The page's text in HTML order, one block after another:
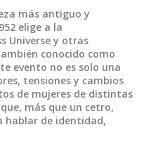
más antiguo y
elige a la
Universe y otras
conocido como
evento no es solo una
tensiones y cambios
de mujeres de distintas
más que un cetro,
hablar de identidad,